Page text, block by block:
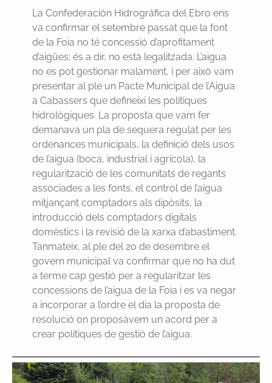
La Confederación Hidrográfica del Ebro ens
va confirmar el setembre passat que la font
de la Foia no té concessió d’aprofitament
d’aigües; és a dir, no està legalitzada. L’aigua
no es pot gestionar malament, i per això vam
presentar al ple un Pacte Municipal de l’Aigua
a Cabassers que defineixi les polítiques
hidrològiques. La proposta que vam fer
demanava un pla de sequera regulat per les
ordenances municipals, la definició dels usos
de l’aigua (boca, industrial i agrícola), la
regularització de les comunitats de regants
associades a les fonts, el control de l’aigua
mitjançant comptadors als dipòsits, la
introducció dels comptadors digitals
domèstics i la revisió de la xarxa d’abastiment.
Tanmateix, al ple del 20 de desembre el
govern municipal va confirmar que no ha dut
a terme cap gestió per a regularitzar les
concessions de l’aigua de la Foia i es va negar
a incorporar a l’ordre el dia la proposta de
resolució on proposàvem un acord per a
crear polítiques de gestió de l’aigua.